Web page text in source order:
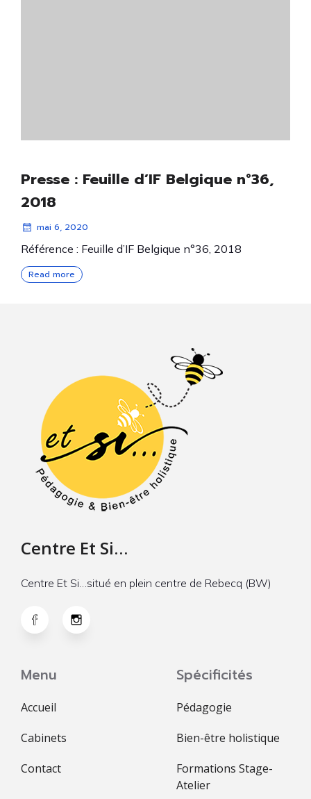
Presse : Feuille d’IF Belgique n°36,
2018
mai 6, 2020
Référence : Feuille d’IF Belgique n°36, 2018
Read more
Centre Et Si…
Centre Et Si…situé en plein centre de Rebecq (BW)
Menu
Accueil
Cabinets
Contact
Spécificités
Pédagogie
Bien-être holistique
Formations Stage-
Atelier